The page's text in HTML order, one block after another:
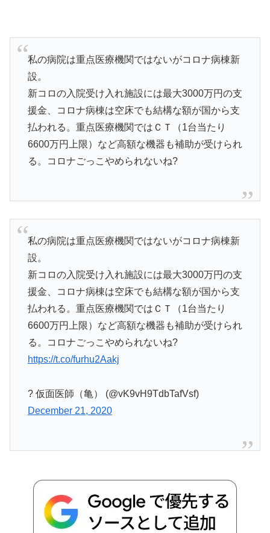
私の病院は重点医療機関ではないがコロナ病棟新
設。
新コロの入院受け入れ施設には最大3000万円の支
援金、コロナ病棟は空床でも結構な額が国から支
払われる。重点医療機関ではＣＴ（1台当たり
6600万円上限）など高額な機器も補助が受けられ
る。コロナごっこやめられないね?
私の病院は重点医療機関ではないがコロナ病棟新
設。
新コロの入院受け入れ施設には最大3000万円の支
援金、コロナ病棟は空床でも結構な額が国から支
払われる。重点医療機関ではＣＴ（1台当たり
6600万円上限）など高額な機器も補助が受けられ
る。コロナごっこやめられないね?
https://t.co/furhu2Aakj
? 仮面医師（亀） (@vK9vH9TdbTafVsf)
December 21, 2020